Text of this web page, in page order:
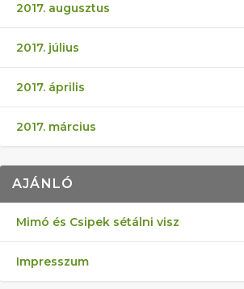
2017. augusztus
2017. július
2017. április
2017. március
AJÁNLÓ
Mimó és Csipek sétálni visz
Impresszum